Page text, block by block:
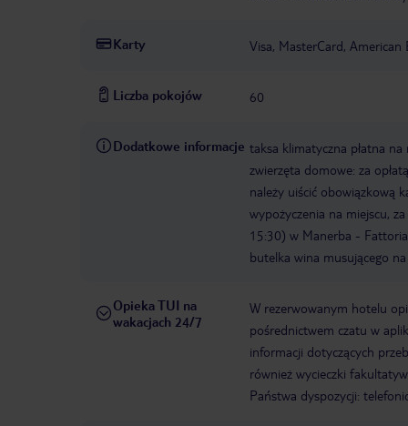
Karty Visa, MasterCard, American
Liczba pokojów 60
Dodatkowe informacje taksa klimatyczna płatna na
zwierzęta domowe: za
należy uiścić obowiązkową
wypożyczenia na miejscu, za
15:30) w Manerba -
butelka wina musującego
Opieka TUI na
wakacjach 24/7
W rezerwowanym hotelu
pośrednictwem czatu w
informacji dotyczących
również wycieczki
Państwa dyspozycji: